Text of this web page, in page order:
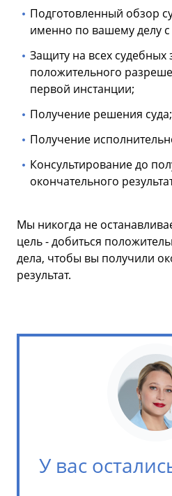
Подготовленный обзор
именно по вашему делу
Защиту на всех судебных
положительного
первой инстанции;
Получение решения суда;
Получение
Консультирование до
окончательного
Мы никогда не
цель - добиться
дела, чтобы вы получили
результат.
У вас